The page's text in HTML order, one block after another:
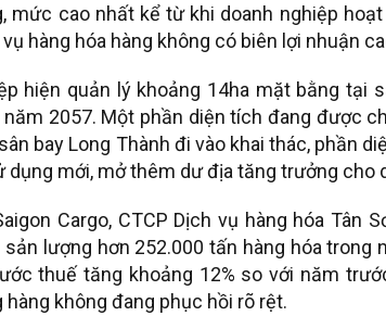
mức cao nhất kể từ khi doanh nghiệp
hàng hóa hàng không có biên lợi nhuận
hiện quản lý khoảng 14ha mặt bằng tại
năm 2057. Một phần diện tích đang được
bay Long Thành đi vào khai thác, phần
dụng mới, mở thêm dư địa tăng trưởng cho
Cargo, CTCP Dịch vụ hàng hóa Tân
lượng hơn 252.000 tấn hàng hóa trong
thuế tăng khoảng 12% so với năm
hàng không đang phục hồi rõ rệt.